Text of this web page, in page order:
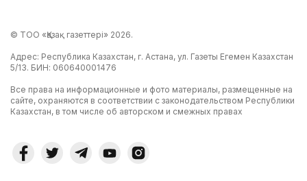
© ТОО «Қазақ газеттері» 2026.
Адрес: Республика Казахстан, г. Астана, ул. Газеты Егемен Казахстан
5/13. БИН: 060640001476
Все права на информационные и фото материалы, размещенные на
сайте, охраняются в соответствии с законодательством Республики
Казахстан, в том числе об авторском и смежных правах